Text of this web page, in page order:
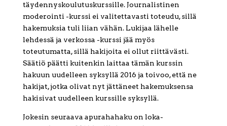
täydennyskoulutuskurssille. Journalistinen
moderointi -kurssi ei valitettavasti toteudu, sillä
hakemuksia tuli liian vähän. Lukijaa lähelle
lehdessä ja verkossa -kurssi jää myös
toteutumatta, sillä hakijoita ei ollut riittävästi.
Säätiö päätti kuitenkin laittaa tämän kurssin
hakuun uudelleen syksyllä 2016 ja toivoo, että ne
hakijat, jotka olivat nyt jättäneet hakemuksensa
hakisivat uudelleen kurssille syksyllä.
Jokesin seuraava apurahahaku on loka-